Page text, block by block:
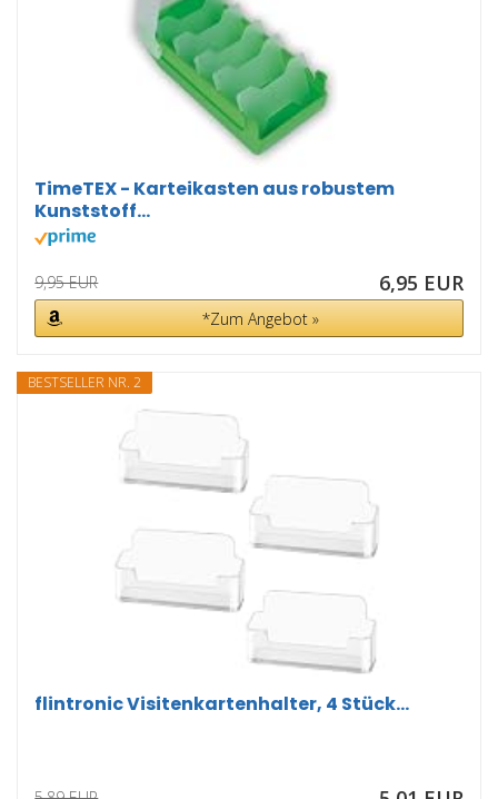
TimeTEX - Karteikasten aus robustem
Kunststoff...
9,95 EUR 6,95 EUR
*Zum Angebot »
BESTSELLER NR. 2
flintronic Visitenkartenhalter, 4 Stück...